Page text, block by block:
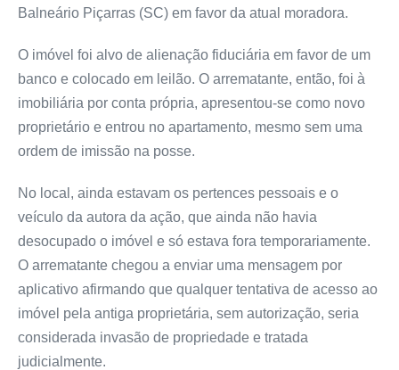
Balneário Piçarras (SC) em favor da atual moradora.
O imóvel foi alvo de alienação fiduciária em favor de um
banco e colocado em leilão. O arrematante, então, foi à
imobiliária por conta própria, apresentou-se como novo
proprietário e entrou no apartamento, mesmo sem uma
ordem de imissão na posse.
No local, ainda estavam os pertences pessoais e o
veículo da autora da ação, que ainda não havia
desocupado o imóvel e só estava fora temporariamente.
O arrematante chegou a enviar uma mensagem por
aplicativo afirmando que qualquer tentativa de acesso ao
imóvel pela antiga proprietária, sem autorização, seria
considerada invasão de propriedade e tratada
judicialmente.